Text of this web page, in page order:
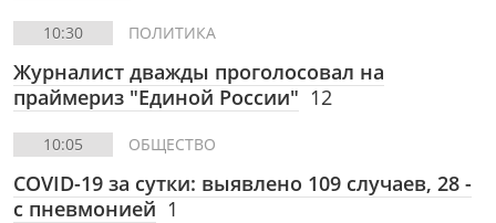
10:30 ПОЛИТИКА
Журналист дважды проголосовал на
праймериз "Единой России" 12
10:05 ОБЩЕСТВО
COVID-19 за сутки: выявлено 109 случаев, 28 -
с пневмонией 1